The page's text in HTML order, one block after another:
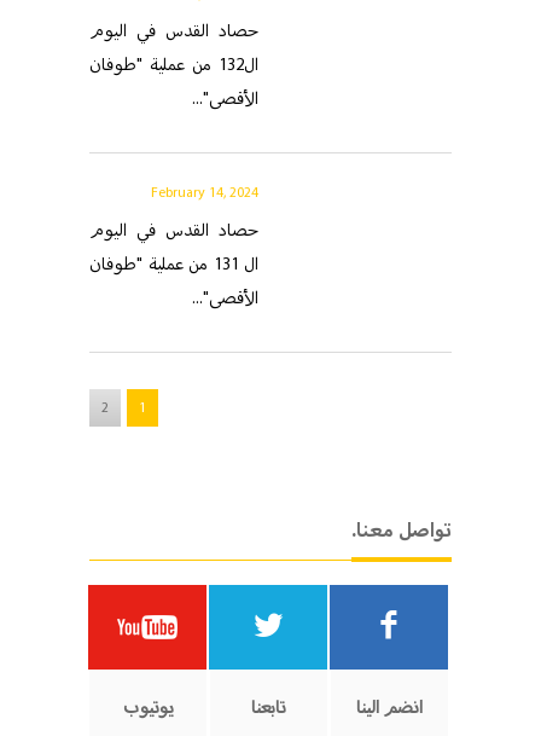
حصاد القدس في اليوم
ال132 من عملية "طوفان
الأقصى"...
February 14, 2024
حصاد القدس في اليوم
ال 131 من عملية "طوفان
الأقصى"...
1
2
.تواصل معنا
يوتيوب تابعنا انضم الينا